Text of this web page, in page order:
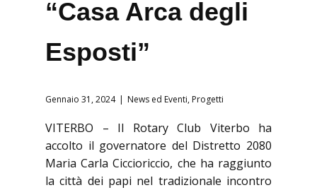
“Casa Arca degli
Esposti”
Gennaio 31, 2024 News ed Eventi, Progetti
VITERBO – Il Rotary Club Viterbo ha
accolto il governatore del Distretto 2080
Maria Carla Ciccioriccio, che ha raggiunto
la città dei papi nel tradizionale incontro